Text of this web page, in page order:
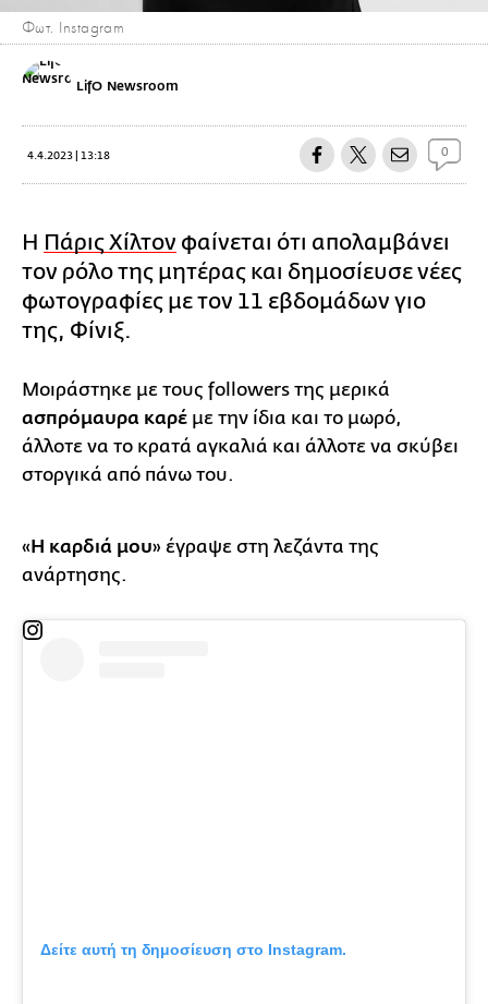
Φωτ. Instagram
LifO Newsroom
4.4.2023 | 13:18 0
Η Πάρις Χίλτον φαίνεται ότι απολαμβάνει
τον ρόλο της μητέρας και δημοσίευσε νέες
φωτογραφίες με τον 11 εβδομάδων γιο
της, Φίνιξ.
Μοιράστηκε με τους followers της μερικά
ασπρόμαυρα καρέ με την ίδια και το μωρό,
άλλοτε να το κρατά αγκαλιά και άλλοτε να σκύβει
στοργικά από πάνω του.
«Η καρδιά μου» έγραψε στη λεζάντα της
ανάρτησης.
Δείτε αυτή τη δημοσίευση στο Instagram.